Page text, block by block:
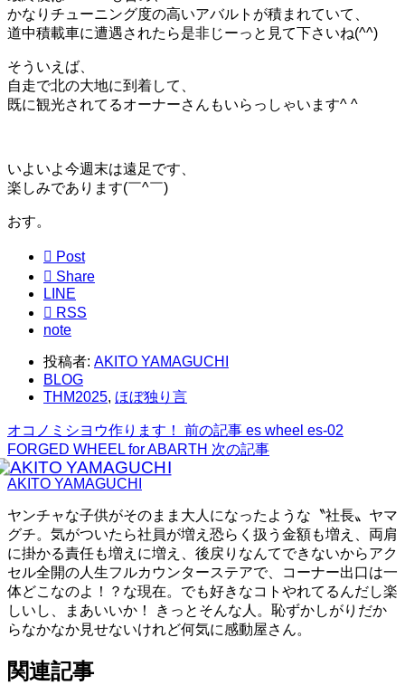
かなりチューニング度の高いアバルトが積まれていて、
道中積載車に遭遇されたら是非じーっと見て下さいね(^^)
そういえば、
自走で北の大地に到着して、
既に観光されてるオーナーさんもいらっしゃいます^ ^
いよいよ今週末は遠足です、
楽しみであります(￣^￣)ゞ
おす。
 Post
 Share
LINE
 RSS
note
投稿者: AKITO YAMAGUCHI
BLOG
THM2025, ほぼ独り言
オコノミシヨウ作ります！ 前の記事 es wheel es-02
FORGED WHEEL for ABARTH 次の記事
AKITO YAMAGUCHI
ヤンチャな子供がそのまま大人になったような〝社長〟ヤマ
グチ。気がついたら社員が増え恐らく扱う金額も増え、両肩
に掛かる責任も増えに増え、後戻りなんてできないからアク
セル全開の人生フルカウンターステアで、コーナー出口は一
体どこなのよ！？な現在。でも好きなコトやれてるんだし楽
しいし、まあいいか！ きっとそんな人。恥ずかしがりだか
らなかなか見せないけれど何気に感動屋さん。
関連記事